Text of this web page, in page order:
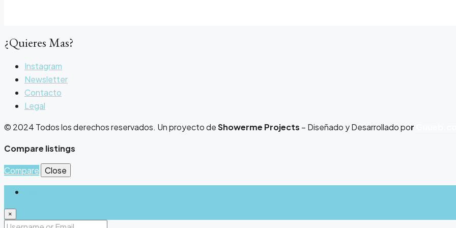
¿Quieres Mas?
Instagram
Newsletter
Contacto
Legal
© 2024 Todos los derechos reservados. Un proyecto deShowerme Projects – Diseñado y Desarrollado por
Compare listings
Compare Close
×